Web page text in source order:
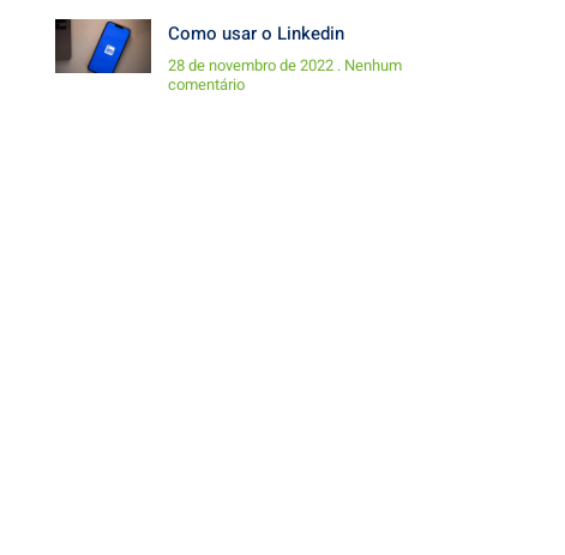
Como usar o Linkedin
28 de novembro de 2022 Nenhum
comentário